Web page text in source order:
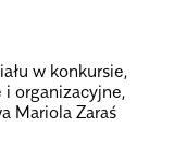
w kon­kur­sie,
i orga­ni­za­cyjne,
Mariola Zaraś